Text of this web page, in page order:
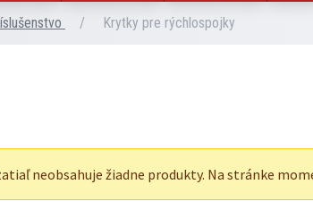
/ Krytky pre rýchlospojky
neobsahuje žiadne produkty. Na stránke